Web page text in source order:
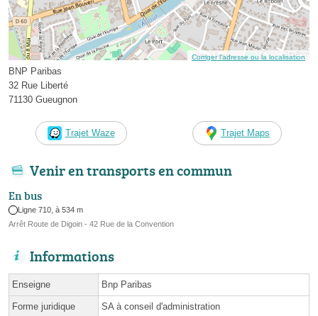
Corriger l’adresse ou la localisation
BNP Paribas
32 Rue Liberté
71130 Gueugnon
Trajet Waze Trajet Maps
Venir en transports en commun
En bus
Ligne 710, à 534 m
Arrêt Route de Digoin - 42 Rue de la Convention
Informations
Enseigne Bnp Paribas
Forme juridique SA à conseil d'administration